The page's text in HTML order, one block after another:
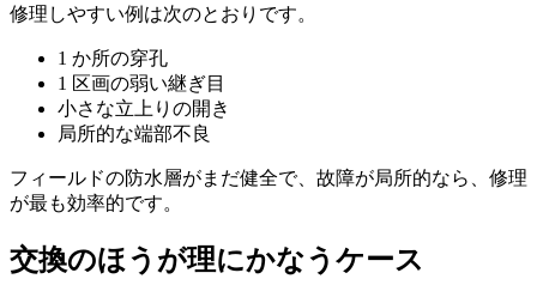
修理しやすい例は次のとおりです。
1 か所の穿孔
1 区画の弱い継ぎ目
小さな立上りの開き
局所的な端部不良
フィールドの防水層がまだ健全で、故障が局所的なら、修理
が最も効率的です。
交換のほうが理にかなうケース